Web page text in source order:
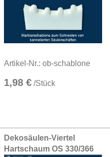
Artikel-Nr.: ob-schablone
1,98 € /Stück
Dekosäulen-Viertel
Hartschaum OS 330/366